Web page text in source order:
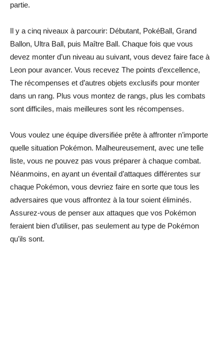
partie.
Il y a cinq niveaux à parcourir: Débutant, PokéBall, Grand
Ballon, Ultra Ball, puis Maître Ball. Chaque fois que vous
devez monter d’un niveau au suivant, vous devez faire face à
Leon pour avancer. Vous recevez The points d’excellence,
The récompenses et d’autres objets exclusifs pour monter
dans un rang. Plus vous montez de rangs, plus les combats
sont difficiles, mais meilleures sont les récompenses.
Vous voulez une équipe diversifiée prête à affronter n’importe
quelle situation Pokémon. Malheureusement, avec une telle
liste, vous ne pouvez pas vous préparer à chaque combat.
Néanmoins, en ayant un éventail d’attaques différentes sur
chaque Pokémon, vous devriez faire en sorte que tous les
adversaires que vous affrontez à la tour soient éliminés.
Assurez-vous de penser aux attaques que vos Pokémon
feraient bien d’utiliser, pas seulement au type de Pokémon
qu’ils sont.